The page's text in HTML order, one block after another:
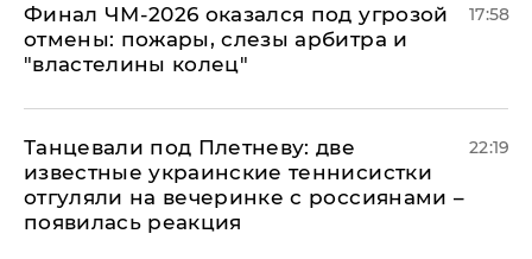
Финал ЧМ-2026 оказался под угрозой
отмены: пожары, слезы арбитра и
"властелины колец"
17:58
Танцевали под Плетневу: две
известные украинские теннисистки
отгуляли на вечеринке с россиянами –
появилась реакция
22:19